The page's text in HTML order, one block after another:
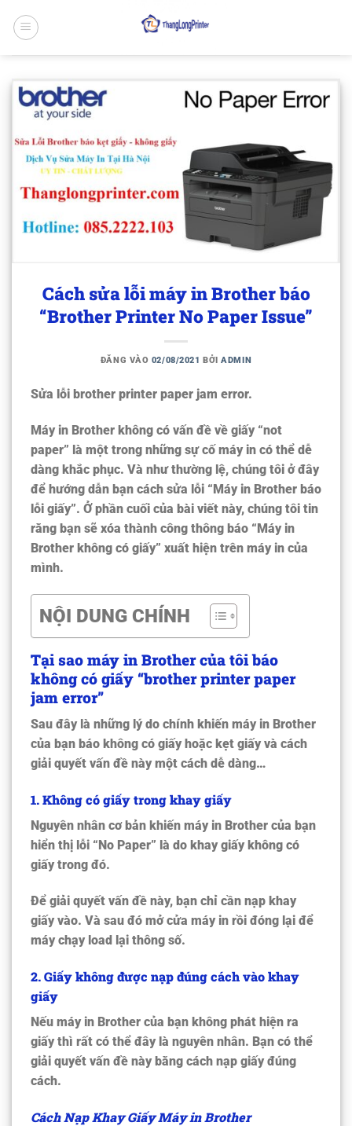
qua
Cách sửa lỗi máy in Brother báo
“Brother Printer No Paper Issue”
ĐĂNG VÀO 02/08/2021 BỞIADMIN
Sửa lỗi brother printer paper jam error.
Máy in Brother không có vấn đề về giấy “not
paper” là một trong những sự cố máy in có thể dễ
dàng khắc phục. Và như thường lệ, chúng tôi ở đây
để hướng dẫn bạn cách sửa lỗi “Máy in Brother báo
lỗi giấy”. Ở phần cuối của bài viết này, chúng tôi tin
rằng bạn sẽ xóa thành công thông báo “Máy in
Brother không có giấy” xuất hiện trên máy in của
mình.
NỘI DUNG CHÍNH
Tại sao máy in Brother của tôi báo
không có giấy “brother printer paper
jam error”
Sau đây là những lý do chính khiến máy in Brother
của bạn báo không có giấy hoặc kẹt giấy và cách
giải quyết vấn đề này một cách dễ dàng…
1. Không có giấy trong khay giấy
Nguyên nhân cơ bản khiến máy in Brother của bạn
hiển thị lỗi “No Paper” là do khay giấy không có
giấy trong đó.
Để giải quyết vấn đề này, bạn chỉ cần nạp khay
giấy vào. Và sau đó mở cửa máy in rồi đóng lại để
máy chạy load lại thông số.
2. Giấy không được nạp đúng cách vào khay
giấy
Nếu máy in Brother của bạn không phát hiện ra
giấy thì rất có thể đây là nguyên nhân. Bạn có thể
giải quyết vấn đề này bằng cách nạp giấy đúng
cách.
Cách Nạp Khay Giấy Máy in Brother